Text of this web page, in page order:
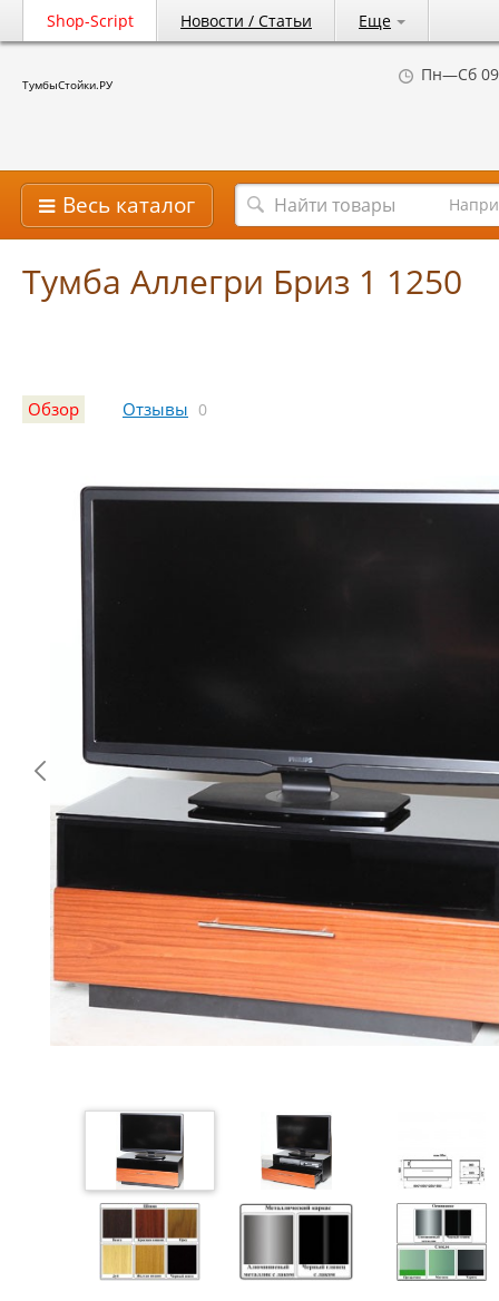
Shop-Script Новости / Статьи Еще
ТумбыСтойки.РУ Пн—Сб
Весь каталог
Тумба Аллегри Бриз 1 1250
Обзор Отзывы 0